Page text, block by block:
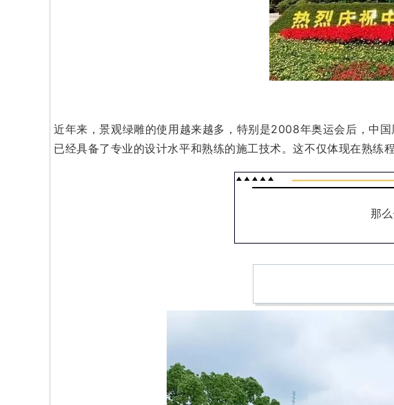
近年来，景观绿雕的使用越来越多，特别是2008年奥运会后，中
已经具备了专业的设计水平和熟练的施工技术。这不仅体现在熟练
那